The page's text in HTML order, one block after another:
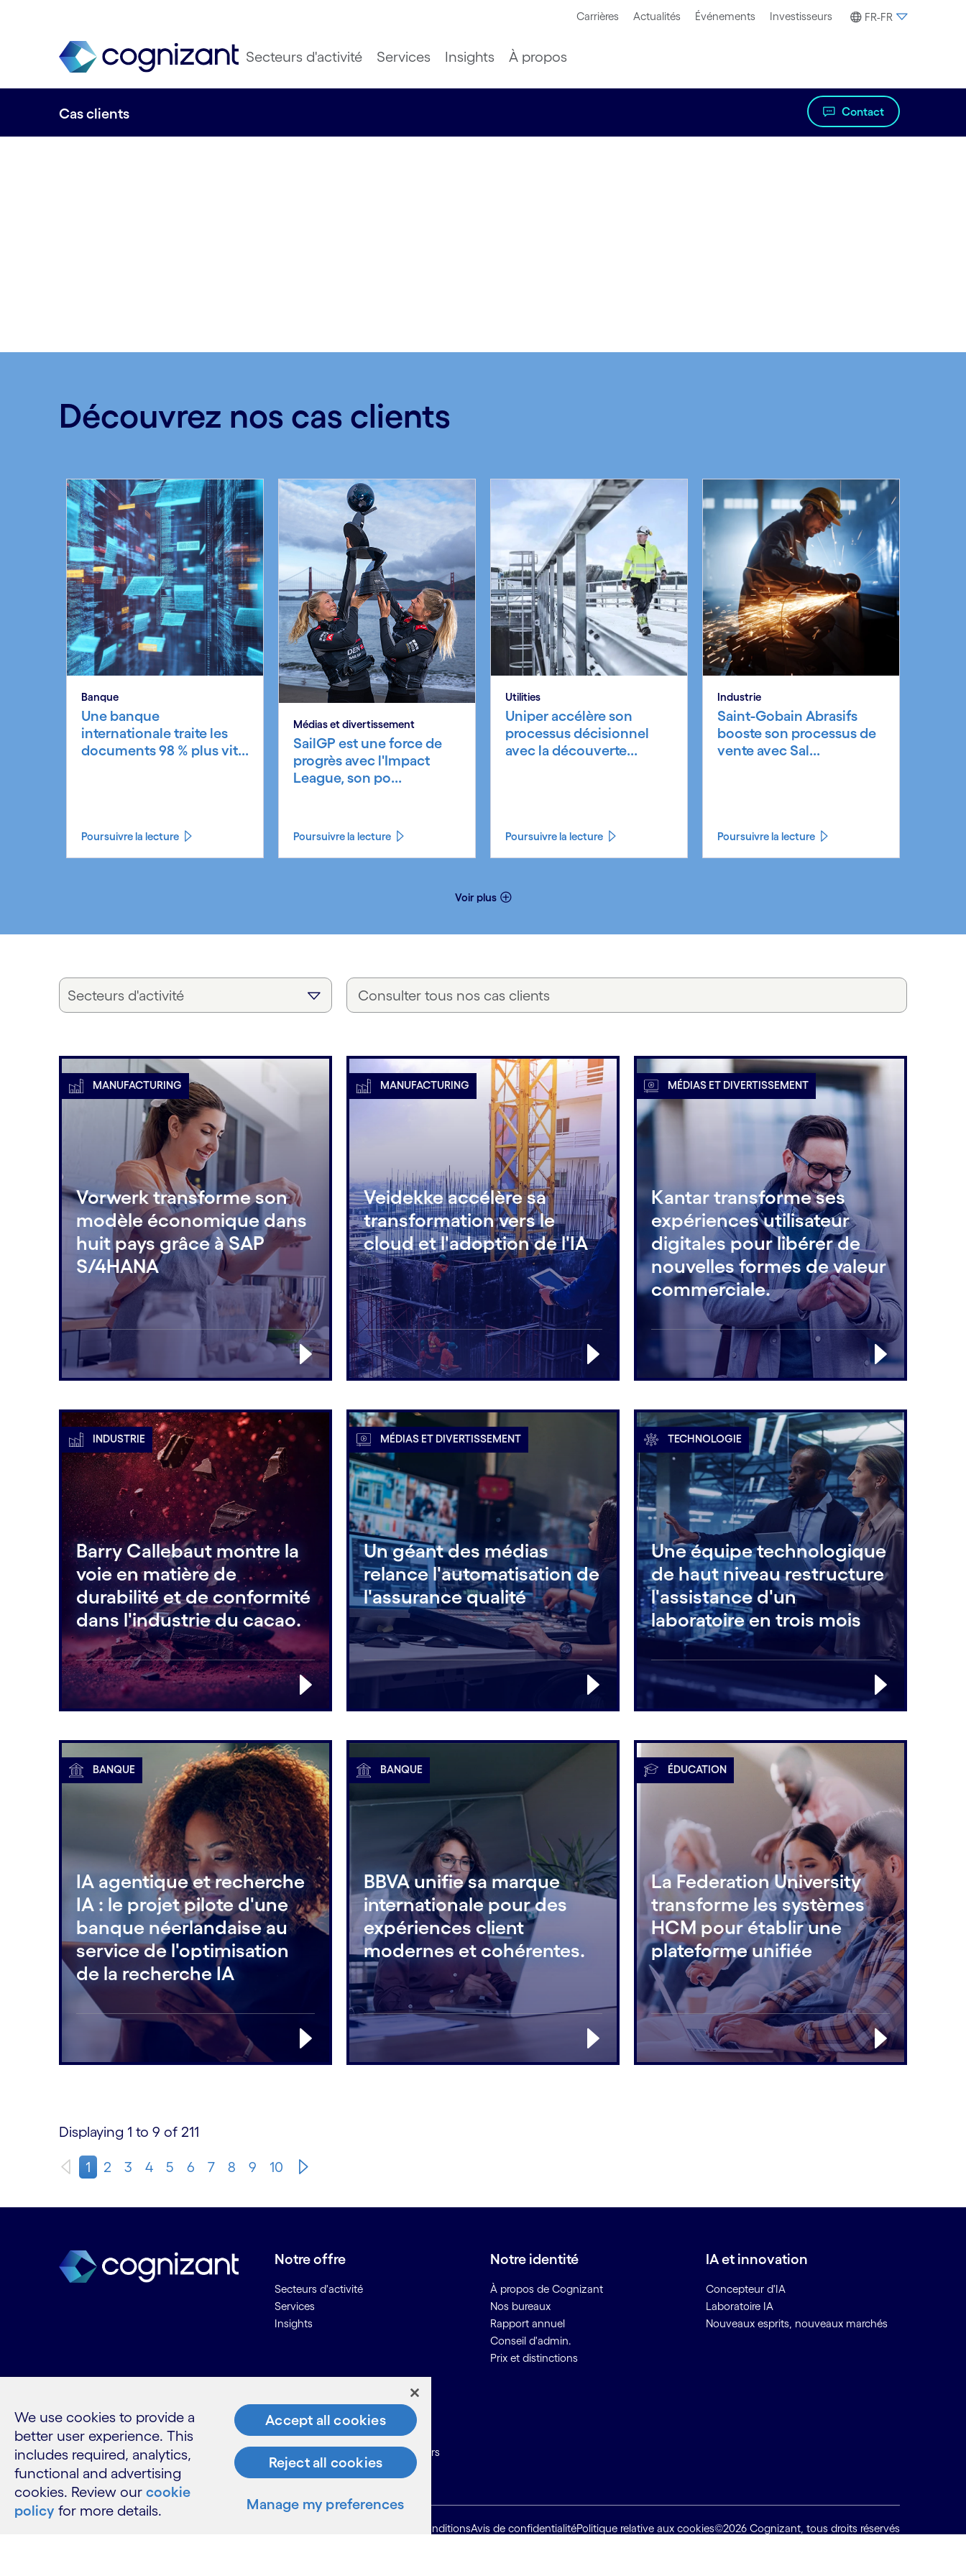
Carrières Actualités Événements Investisseurs FR-FR
Secteurs d'activité Services Insights À propos
Cas clients Contact
Découvrez nos cas clients
Banque
Une banque
internationale traite les
documents 98 % plus vit...
Poursuivre la lecture
Médias et divertissement
SailGP est une force de
progrès avec l'Impact
League, son po...
Poursuivre la lecture
Utilities
Uniper accélère son
processus décisionnel
avec la découverte...
Poursuivre la lecture
Industrie
Saint-Gobain Abrasifs
booste son processus de
vente avec Sal...
Poursuivre la lecture
Voir plus
Secteurs d'activité
MANUFACTURING
Vorwerk transforme son
modèle économique dans
huit pays grâce à SAP
S/4HANA
MANUFACTURING
Veidekke accélère sa
transformation vers le
cloud et l'adoption de l'IA
MÉDIAS ET DIVERTISSEMENT
Kantar transforme ses
expériences utilisateur
digitales pour libérer de
nouvelles formes de valeur
commerciale.
INDUSTRIE
Barry Callebaut montre la
voie en matière de
durabilité et de conformité
dans l'industrie du cacao.
MÉDIAS ET DIVERTISSEMENT
Un géant des médias
relance l'automatisation de
l'assurance qualité
TECHNOLOGIE
Une équipe technologique
de haut niveau restructure
l'assistance d'un
laboratoire en trois mois
BANQUE
IA agentique et recherche
IA : le projet pilote d'une
banque néerlandaise au
service de l'optimisation
de la recherche IA
BANQUE
BBVA unifie sa marque
internationale pour des
expériences client
modernes et cohérentes.
ÉDUCATION
La Federation University
transforme les systèmes
HCM pour établir une
plateforme unifiée
Displaying 1 to 9 of 211
1 2 3 4 5 6 7 8 9 10
Notre offre
Secteurs d'activité
Services
Insights
Notre identité
À propos de Cognizant
Nos bureaux
Rapport annuel
Conseil d'admin.
Prix et distinctions
IA et innovation
Concepteur d'IA
Laboratoire IA
Nouveaux esprits, nouveaux marchés
Nous contacter
Carrières
Informations pour les fournisseurs
Glossaire
ConditionsAvis de confidentialitéPolitique relative aux cookies©2026 Cognizant, tous droits réservés
We use cookies to provide a
better user experience. This
includes required, analytics,
functional and advertising
cookies. Review our cookie
policy for more details.
Accept all cookies
Reject all cookies
Manage my preferences